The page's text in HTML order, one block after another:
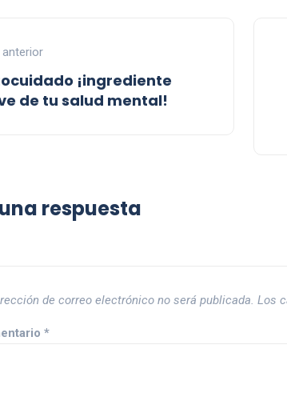
¡ingrediente
de tu salud mental!
respuesta
de correo electrónico no será publicada. Los
*